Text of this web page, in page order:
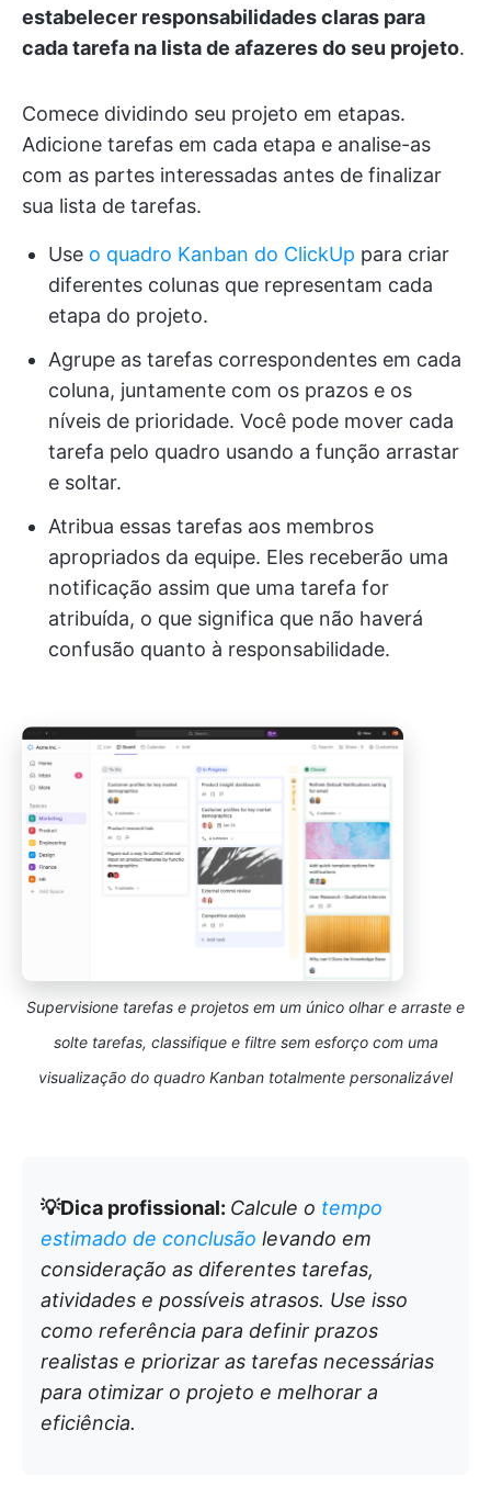
estabelecer responsabilidades claras para
cada tarefa na lista de afazeres do seu projeto.
Comece dividindo seu projeto em etapas.
Adicione tarefas em cada etapa e analise-as
com as partes interessadas antes de finalizar
sua lista de tarefas.
Use o quadro Kanban do ClickUp para criar
diferentes colunas que representam cada
etapa do projeto.
Agrupe as tarefas correspondentes em cada
coluna, juntamente com os prazos e os
níveis de prioridade. Você pode mover cada
tarefa pelo quadro usando a função arrastar
e soltar.
Atribua essas tarefas aos membros
apropriados da equipe. Eles receberão uma
notificação assim que uma tarefa for
atribuída, o que significa que não haverá
confusão quanto à responsabilidade.
Supervisione tarefas e projetos em um único olhar e arraste e
solte tarefas, classifique e filtre sem esforço com uma
visualização do quadro Kanban totalmente personalizável
💡Dica profissional: Calcule o tempo
estimado de conclusão levando em
consideração as diferentes tarefas,
atividades e possíveis atrasos. Use isso
como referência para definir prazos
realistas e priorizar as tarefas necessárias
para otimizar o projeto e melhorar a
eficiência.